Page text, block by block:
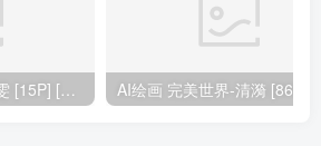
AI绘画 三角洲-麦晓雯 [15P] [57M]